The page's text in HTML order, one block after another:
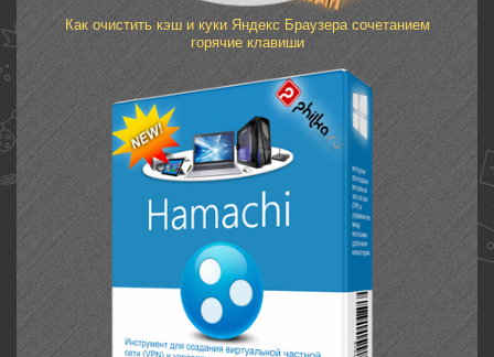
Как очистить кэш и куки Яндекс Браузера сочетанием
горячие клавиши